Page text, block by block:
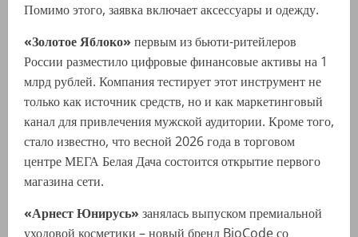
Помимо этого, заявка включает аксессуары и одежду.
«Золотое Яблоко» первым из бьюти-ритейлеров
России разместило цифровые финансовые активы на 1
млрд рублей. Компания тестирует этот инструмент не
только как источник средств, но и как маркетинговый
канал для привлечения мужской аудитории. Кроме того,
стало известно, что весной 2026 года в торговом
центре МЕГА Белая Дача состоится открытие первого
магазина сети.
«Арнест Юнирусь» занялась выпуском премиальной
уходовой косметики – новый бренд BioCode со